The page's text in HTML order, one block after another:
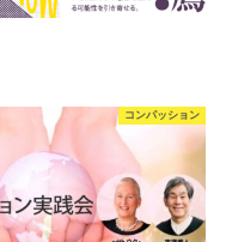
コンパッション